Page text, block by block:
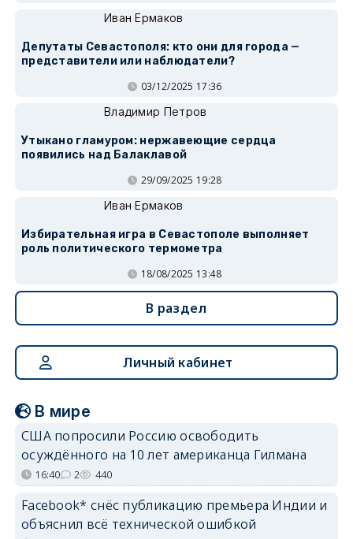
Иван Ермаков
Депутаты Севастополя: кто они для города —
представители или наблюдатели?
03/12/2025 17:36
Владимир Петров
Утыкано гламуром: нержавеющие сердца
появились над Балаклавой
29/09/2025 19:28
Иван Ермаков
Избирательная игра в Севастополе выполняет
роль политического термометра
18/08/2025 13:48
В раздел
Личный кабинет
В мире
США попросили Россию освободить
осуждённого на 10 лет американца Гилмана
16:40 2 440
Facebook* снёс публикацию премьера Индии и
объяснил всё технической ошибкой